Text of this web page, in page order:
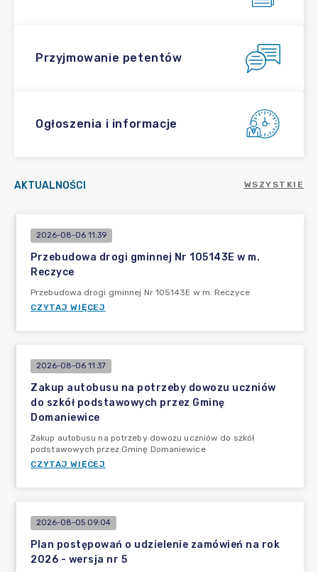
Przyjmowanie petentów
Ogłoszenia i informacje
AKTUALNOŚCI WSZYSTKIE
2026-08-06 11:39
Przebudowa drogi gminnej Nr 105143E w m.
Reczyce
Przebudowa drogi gminnej Nr 105143E w m. Reczyce
CZYTAJ WIĘCEJ
2026-08-06 11:37
Zakup autobusu na potrzeby dowozu uczniów
do szkół podstawowych przez Gminę
Domaniewice
Zakup autobusu na potrzeby dowozu uczniów do szkół
podstawowych przez Gminę Domaniewice
CZYTAJ WIĘCEJ
2026-08-05 09:04
Plan postępowań o udzielenie zamówień na rok
2026 - wersja nr 5